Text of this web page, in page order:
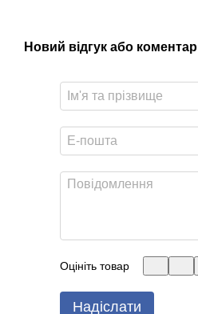
Новий відгук або коментар
Оцініть товар
Надіслати